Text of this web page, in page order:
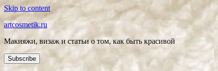
Skip to content
artcosmetik.ru
Макияжи, визаж и статьи о том, как быть красивой
Subscribe